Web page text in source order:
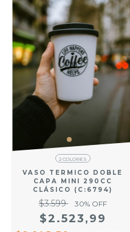
2 COLORES
VASO TERMICO DOBLE
CAPA MINI 290CC
CLÁSICO (C:6794)
$3.599 30% OFF
$2.523,99